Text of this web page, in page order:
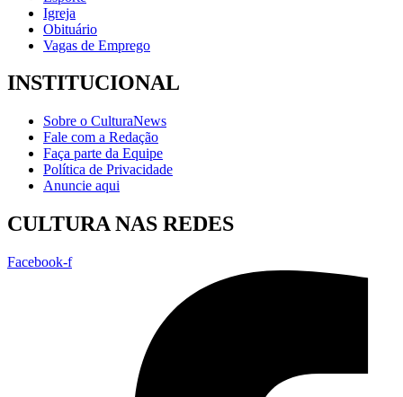
Igreja
Obituário
Vagas de Emprego
INSTITUCIONAL
Sobre o CulturaNews
Fale com a Redação
Faça parte da Equipe
Política de Privacidade
Anuncie aqui
CULTURA NAS REDES
Facebook-f